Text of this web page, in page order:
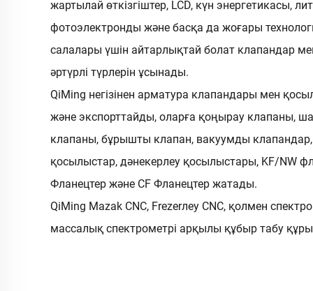
жартылай өткізгіштер, LCD, күн энергетикасы,
фотоэлектронды және басқа да жоғары
салалары үшін айтарлықтай болат клапандар
әртүрлі түрлерін ұсынады.
QiMing негізінен арматура клапандары мен
және экспорттайды, оларға қоңырау клапаны,
клапаны, бұрышты клапан, вакуумды
қосылыстар, дәнекерлеу қосылыстары, KF/NW
Фланецтер және CF Фланецтер жатады.
QiMing Mazak CNC, Frezerлеу CNC, қолмен
массалық спектрометрі арқылы құбыр табу